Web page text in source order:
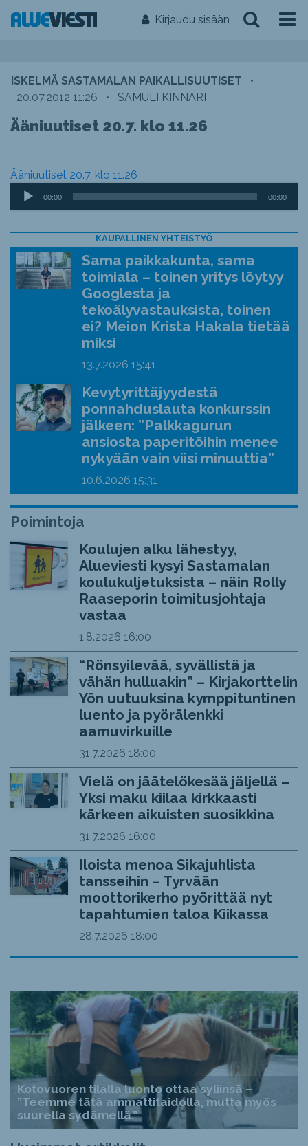
Kirjaudu sisään
ISKELMÄ SASTAMALAN PAIKALLISUUTISET
•
20.07.2012 11:26
• SAMULI KINNARI
Ääniuutiset 20.7. klo 11.26
Ääniuutiset 20.7. klo 11.26
Äänitoistin
00:00 00:00
KAUPALLINEN YHTEISTYÖ
Sama paikkakunta, sama
toimiala – toinen yritys löytyy
Googlesta ja
tekoälyvastauksista, toinen
ei? Meion Krista Hakala tietää
miksi
13.7.2026 15:41
Kevytyrittäjyydestä
ponnahduslauta konkurssin
jälkeen: ”Palkkagurun
ansiosta paperitöihin menee
nykyään vain viisi minuuttia”
10.6.2026 15:31
Poimintoja
Koulujen alku lähestyy,
Alueviesti kysyi Sastamalan
koulukuljetuksista – näin Rolly
Raaseporin toimitusjohtaja
vastaa
1.8.2026 16:00
“Rönsyilevää, syvällistä ja
vähän hulluakin” – Kirjakorttelin
Yön uutuuksina kymppituntinen
luento ja pyörälenkki
aamuvirkuille
31.7.2026 18:00
Vielä on jäätelökesää jäljellä –
Yksi maku kiilaa kirkkaasti
kärkeen aikuisten suosikkina
31.7.2026 16:00
Iloista menoa Sikajuhlista
tansseihin – Tyrvään
moottorikerho pyörittää nyt
tapahtumien taloa Kiikassa
28.7.2026 18:00
Kotovuoren tilalla luonto ottaa syliinsä –
”Teemme tätä ammattitaidolla, mutta myös
suurella sydämellä.”